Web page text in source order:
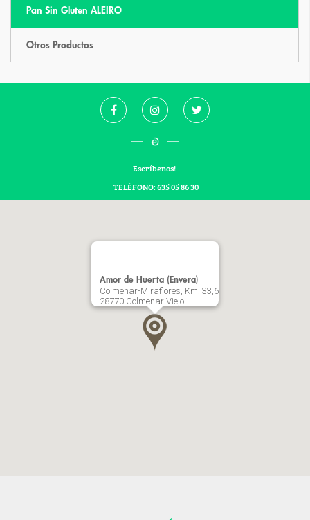
Pan Sin Gluten ALEIRO
Otros Productos
Escríbenos!
TELÉFONO: 635 05 86 30
Amor de Huerta (Envera)
Colmenar-Miraflores, Km. 33,6
28770 Colmenar Viejo